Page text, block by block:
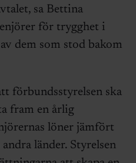
sa Bettina
för trygghet i
dem som stod bakom
förbundsstyrelsen ska
fram en årlig
löner jämfört
länder. Styrelsen